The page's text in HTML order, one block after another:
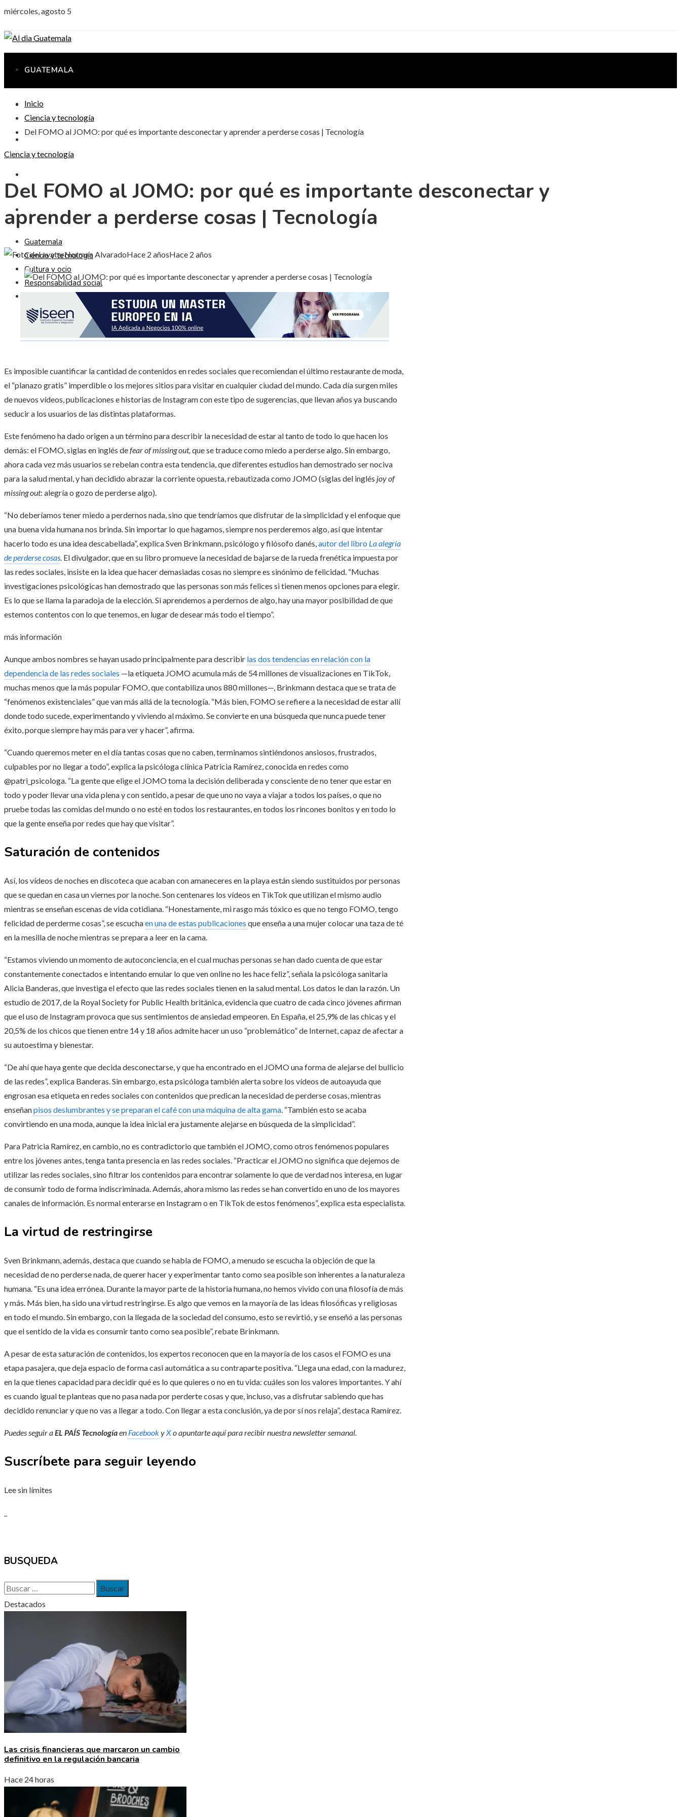
miércoles, agosto 5
GUATEMALA
CIENCIA Y TECNOLOGÍA
INVERSIONES Y NEGOCIOS
Guatemala
Ciencia y tecnología
Cultura y ocio
Responsabilidad social
Inversiones y negocios
Inicio
Ciencia y tecnología
Del FOMO al JOMO: por qué es importante desconectar y aprender a perderse cosas | Tecnología
Ciencia y tecnología
Del FOMO al JOMO: por qué es importante desconectar y
aprender a perderse cosas | Tecnología
Norman AlvaradoHace 2 añosHace 2 años
Es imposible cuantificar la cantidad de contenidos en redes sociales que recomiendan el último restaurante de moda,
el “planazo gratis” imperdible o los mejores sitios para visitar en cualquier ciudad del mundo. Cada día surgen miles
de nuevos vídeos, publicaciones e historias de Instagram con este tipo de sugerencias, que llevan años ya buscando
seducir a los usuarios de las distintas plataformas.
Este fenómeno ha dado origen a un término para describir la necesidad de estar al tanto de todo lo que hacen los
demás: el FOMO, siglas en inglés defear of missing out, que se traduce como miedo a perderse algo. Sin embargo,
ahora cada vez más usuarios se rebelan contra esta tendencia, que diferentes estudios han demostrado ser nociva
para la salud mental, y han decidido abrazar la corriente opuesta, rebautizada como JOMO (siglas del inglés joy of
missing out: alegría o gozo de perderse algo).
“No deberíamos tener miedo a perdernos nada, sino que tendríamos que disfrutar de la simplicidad y el enfoque que
una buena vida humana nos brinda. Sin importar lo que hagamos, siempre nos perderemos algo, así que intentar
hacerlo todo es una idea descabellada”, explica Sven Brinkmann, psicólogo y filósofo danés,autor del libro La alegría
de perderse cosas. El divulgador, que en su libro promueve la necesidad de bajarse de la rueda frenética impuesta por
las redes sociales, insiste en la idea que hacer demasiadas cosas no siempre es sinónimo de felicidad. “Muchas
investigaciones psicológicas han demostrado que las personas son más felices si tienen menos opciones para elegir.
Es lo que se llama la paradoja de la elección. Si aprendemos a perdernos de algo, hay una mayor posibilidad de que
estemos contentos con lo que tenemos, en lugar de desear más todo el tiempo”.
más información
Aunque ambos nombres se hayan usado principalmente para describir las dos tendencias en relación con la
dependencia de las redes sociales —la etiqueta JOMO acumula más de 54 millones de visualizaciones en TikTok,
muchas menos que la más popular FOMO, que contabiliza unos 880 millones—, Brinkmann destaca que se trata de
“fenómenos existenciales” que van más allá de la tecnología. “Más bien, FOMO se refiere a la necesidad de estar allí
donde todo sucede, experimentando y viviendo al máximo. Se convierte en una búsqueda que nunca puede tener
éxito, porque siempre hay más para ver y hacer”, afirma.
“Cuando queremos meter en el día tantas cosas que no caben, terminamos sintiéndonos ansiosos, frustrados,
culpables por no llegar a todo”, explica la psicóloga clínica Patricia Ramírez, conocida en redes como
@patri_psicologa. “La gente que elige el JOMO toma la decisión deliberada y consciente de no tener que estar en
todo y poder llevar una vida plena y con sentido, a pesar de que uno no vaya a viajar a todos los países, o que no
pruebe todas las comidas del mundo o no esté en todos los restaurantes, en todos los rincones bonitos y en todo lo
que la gente enseña por redes que hay que visitar”.
Saturación de contenidos
Así, los vídeos de noches en discoteca que acaban con amaneceres en la playa están siendo sustituidos por personas
que se quedan en casa un viernes por la noche. Son centenares los vídeos en TikTok que utilizan el mismo audio
mientras se enseñan escenas de vida cotidiana. “Honestamente, mi rasgo más tóxico es que no tengo FOMO, tengo
felicidad de perderme cosas”, se escuchaen una de estas publicaciones que enseña a una mujer colocar una taza de té
en la mesilla de noche mientras se prepara a leer en la cama.
“Estamos viviendo un momento de autoconciencia, en el cual muchas personas se han dado cuenta de que estar
constantemente conectados e intentando emular lo que ven online no les hace feliz”, señala la psicóloga sanitaria
Alicia Banderas, que investiga el efecto que las redes sociales tienen en la salud mental. Los datos le dan la razón. Un
estudio de 2017, de la Royal Society for Public Health británica, evidencia que cuatro de cada cinco jóvenes afirman
que el uso de Instagram provoca que sus sentimientos de ansiedad empeoren. En España, el 25,9% de las chicas y el
20,5% de los chicos que tienen entre 14 y 18 años admite hacer un uso “problemático” de Internet, capaz de afectar a
su autoestima y bienestar.
“De ahí que haya gente que decida desconectarse, y que ha encontrado en el JOMO una forma de alejarse del bullicio
de las redes”, explica Banderas. Sin embargo, esta psicóloga también alerta sobre los vídeos de autoayuda que
engrosan esa etiqueta en redes sociales con contenidos que predican la necesidad de perderse cosas, mientras
enseñanpisos deslumbrantes y se preparan el café con una máquina de alta gama. “También esto se acaba
convirtiendo en una moda, aunque la idea inicial era justamente alejarse en búsqueda de la simplicidad”.
Para Patricia Ramírez, en cambio, no es contradictorio que también el JOMO, como otros fenómenos populares
entre los jóvenes antes, tenga tanta presencia en las redes sociales. “Practicar el JOMO no significa que dejemos de
utilizar las redes sociales, sino filtrar los contenidos para encontrar solamente lo que de verdad nos interesa, en lugar
de consumir todo de forma indiscriminada. Además, ahora mismo las redes se han convertido en uno de los mayores
canales de información. Es normal enterarse en Instagram o en TikTok de estos fenómenos”, explica esta especialista.
La virtud de restringirse
Sven Brinkmann, además, destaca que cuando se habla de FOMO, a menudo se escucha la objeción de que la
necesidad de no perderse nada, de querer hacer y experimentar tanto como sea posible son inherentes a la naturaleza
humana. “Es una idea errónea. Durante la mayor parte de la historia humana, no hemos vivido con una filosofía de más
y más. Más bien, ha sido una virtud restringirse. Es algo que vemos en la mayoría de las ideas filosóficas y religiosas
en todo el mundo. Sin embargo, con la llegada de la sociedad del consumo, esto se revirtió, y se enseñó a las personas
que el sentido de la vida es consumir tanto como sea posible”, rebate Brinkmann.
A pesar de esta saturación de contenidos, los expertos reconocen que en la mayoría de los casos el FOMO es una
etapa pasajera, que deja espacio de forma casi automática a su contraparte positiva. “Llega una edad, con la madurez,
en la que tienes capacidad para decidir qué es lo que quieres o no en tu vida: cuáles son los valores importantes. Y ahí
es cuando igual te planteas que no pasa nada por perderte cosas y que, incluso, vas a disfrutar sabiendo que has
decidido renunciar y que no vas a llegar a todo. Con llegar a esta conclusión, ya de por sí nos relaja”, destaca Ramírez.
Puedes seguir aEL PAÍS Tecnologíaen FacebookyXo apuntarte aquí para recibir nuestranewsletter semanal.
Suscríbete para seguir leyendo
Lee sin límites
BUSQUEDA
Buscar:
Destacados
Las crisis financieras que marcaron un cambio
definitivo en la regulación bancaria
Hace 24 horas